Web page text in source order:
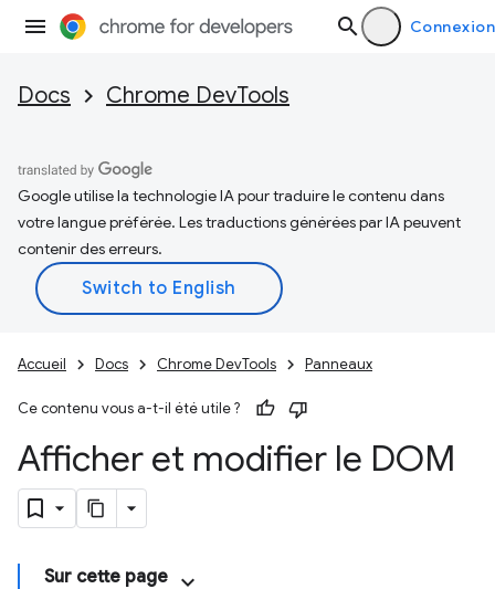
Connexion
Docs Chrome DevTools
Google utilise la technologie IA pour traduire le contenu dans
votre langue préférée. Les traductions générées par IA peuvent
contenir des erreurs.
Accueil Docs Chrome DevTools Panneaux
Ce contenu vous a-t-il été utile ?
Afficher et modifier le DOM
Sur cette page